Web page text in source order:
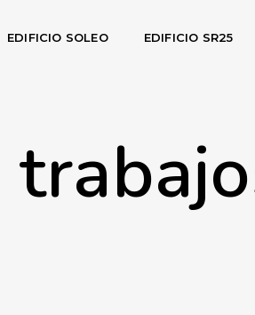
EDIFICIO SOLEO EDIFICIO SR25